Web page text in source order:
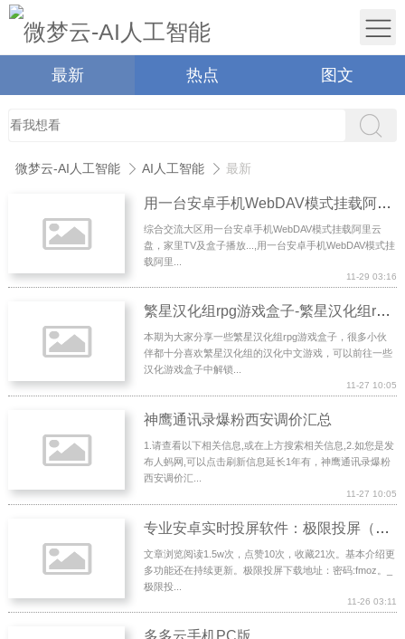
最新 热点 图文
微梦云-AI人工智能 AI人工智能 最新
用一台安卓手机WebDAV模式挂载阿里云盘，家里TV及盒子播放...
综合交流大区用一台安卓手机WebDAV模式挂载阿里云
盘，家里TV及盒子播放...,用一台安卓手机WebDAV模式挂
载阿里...
11-29 03:16
繁星汉化组rpg游戏盒子-繁星汉化组rpg游戏直装版网站
本期为大家分享一些繁星汉化组rpg游戏盒子，很多小伙
伴都十分喜欢繁星汉化组的汉化中文游戏，可以前往一些
汉化游戏盒子中解锁...
11-27 10:05
神鹰通讯录爆粉西安调价汇总
1.请查看以下相关信息,或在上方搜索相关信息,2.如您是发
布人蚂网,可以点击刷新信息延长1年有，神鹰通讯录爆粉
西安调价汇...
11-27 10:05
专业安卓实时投屏软件：极限投屏（QtScrcpy作者开发）使用说明
文章浏览阅读1.5w次，点赞10次，收藏21次。基本介绍更
多功能还在持续更新。极限投屏下载地址：密码:fmoz。_
极限投...
11-26 03:11
多多云手机PC版